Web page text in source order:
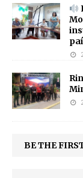
BE THE